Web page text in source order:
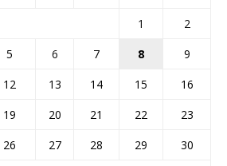
1
2
5 6 7 8
9
12 13 14 15
16
19 20 21 22
23
26 27 28 29
30